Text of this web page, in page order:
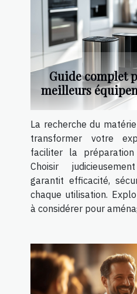
Guide complet
meilleurs
La recherche du
transformer votre
faciliter la
Choisir
garantit efficacité,
chaque utilisation.
à considérer pour